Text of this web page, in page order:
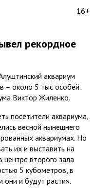
16+
рекордное
аквариум
– около 5 тыс особей.
Виктор Жиленко.
посетители аквариума,
весной нынешнего
аквариумах. Но
их и выставить на
центре второго зала
5 кубометров, в
они и будут расти».